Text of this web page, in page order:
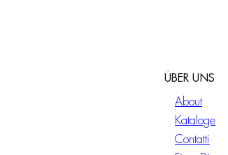
ÜBER UNS
About
Kataloge
Contatti